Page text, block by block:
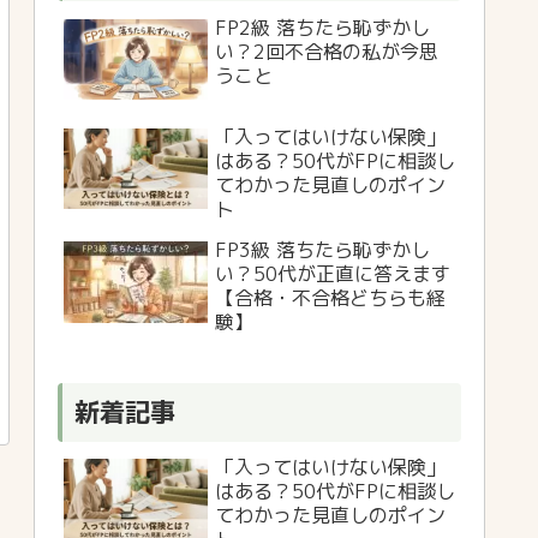
FP2級 落ちたら恥ずかし
い？2回不合格の私が今思
うこと
「入ってはいけない保険」
はある？50代がFPに相談し
てわかった見直しのポイン
ト
FP3級 落ちたら恥ずかし
い？50代が正直に答えます
【合格・不合格どちらも経
験】
新着記事
「入ってはいけない保険」
はある？50代がFPに相談し
てわかった見直しのポイン